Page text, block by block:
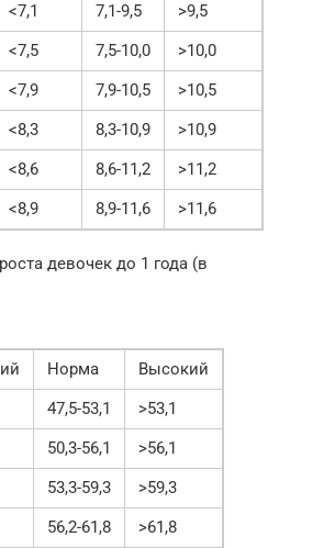
<7,1 7,1-9,5
>9,5
<7,5 7,5-10,0
>10,0
<7,9 7,9-10,5
>10,5
<8,3 8,3-10,9
>10,9
<8,6 8,6-11,2
>11,2
<8,9 8,9-11,6 >11,6
девочек до 1 года (в
Норма
Высокий
47,5-53,1
>53,1
50,3-56,1
>56,1
53,3-59,3
>59,3
56,2-61,8
>61,8